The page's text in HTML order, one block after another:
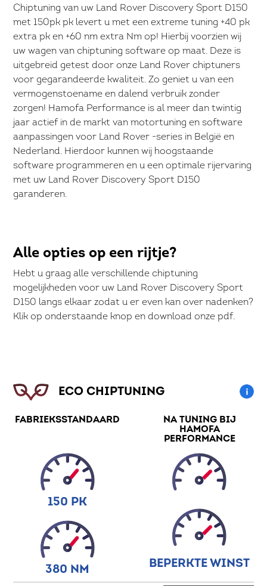
Chiptuning van uw Land Rover Discovery Sport D150
met 150pk pk levert u met een extreme tuning +40 pk
extra pk en +60 nm extra Nm op! Hierbij voorzien wij
uw wagen van chiptuning software op maat. Deze is
uitgebreid getest door onze Land Rover chiptuners
voor gegarandeerde kwaliteit. Zo geniet u van een
vermogenstoename en dalend verbruik zonder
zorgen! Hamofa Performance is al meer dan twintig
jaar actief in de markt van motortuning en software
aanpassingen voor Land Rover -series in België en
Nederland. Hierdoor kunnen wij hoogstaande
software programmeren en u een optimale rijervaring
met uw Land Rover Discovery Sport D150
garanderen.
Alle opties op een rijtje?
Hebt u graag alle verschillende chiptuning
mogelijkheden voor uw Land Rover Discovery Sport
D150 langs elkaar zodat u er even kan over nadenken?
Klik op onderstaande knop en download onze pdf.
ECO CHIPTUNING
FABRIEKSSTANDAARD
NA TUNING BIJ
HAMOFA
PERFORMANCE
150 PK
380 NM BEPERKTE WINST